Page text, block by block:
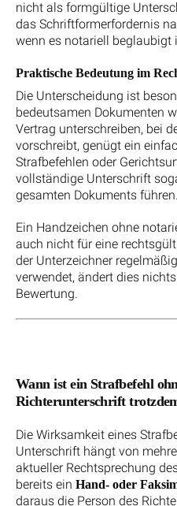
nicht als formgültige
das Schriftformerfordernis
wenn es notariell beglaubigt
Praktische Bedeutung im
Die Unterscheidung ist
bedeutsamen Dokumenten
Vertrag unterschreiben, bei
vorschreibt, genügt ein
Strafbefehlen oder
vollständige Unterschrift
gesamten Dokuments führen.
Ein Handzeichen ohne
auch nicht für eine
der Unterzeichner
verwendet, ändert dies
Bewertung.
Wann ist ein Strafbefehl
Richterunterschrift
Die Wirksamkeit eines
Unterschrift hängt von
aktueller Rechtsprechung
bereits ein Hand- oder
daraus die Person des